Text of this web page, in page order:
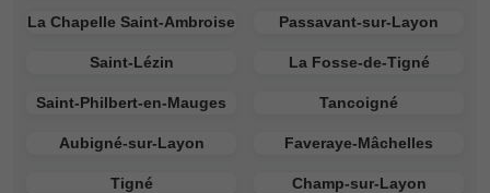
La Chapelle Saint-Ambroise Passavant-sur-Layon
Saint-Lézin La Fosse-de-Tigné
Saint-Philbert-en-Mauges Tancoigné
Aubigné-sur-Layon Faveraye-Mâchelles
Tigné Champ-sur-Layon